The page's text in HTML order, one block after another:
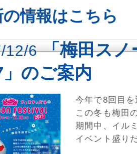
情報はこちら
12/6 「梅田ス
」のご案内
今年で8回目
この冬も梅田
期間中、イル
イベント盛り